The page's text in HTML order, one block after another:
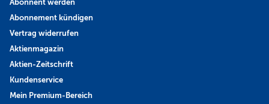
Abonnent werden
Abonnement kündigen
Vertrag widerrufen
Aktienmagazin
Aktien-Zeitschrift
Kundenservice
Mein Premium-Bereich